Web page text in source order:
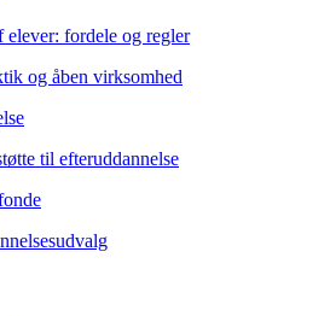
elever: fordele og regler
og åben virksomhed
til efteruddannelse